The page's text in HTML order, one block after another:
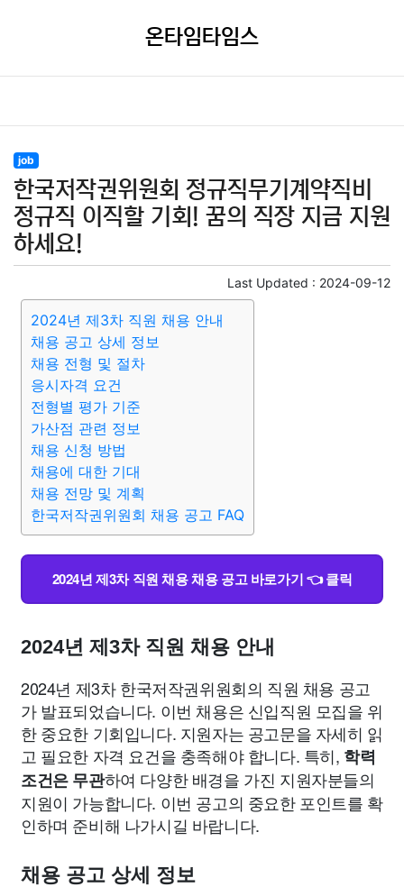
온타임타임스
job
한국저작권위원회 정규직무기계약직비
정규직 이직할 기회! 꿈의 직장 지금 지원
하세요!
Last Updated : 2024-09-12
2024년 제3차 직원 채용 안내
채용 공고 상세 정보
채용 전형 및 절차
응시자격 요건
전형별 평가 기준
가산점 관련 정보
채용 신청 방법
채용에 대한 기대
채용 전망 및 계획
한국저작권위원회 채용 공고 FAQ
2024년 제3차 직원 채용 채용 공고 바로가기 👈 클릭
2024년 제3차 직원 채용 안내
2024년 제3차 한국저작권위원회의 직원 채용 공고
가 발표되었습니다. 이번 채용은 신입직원 모집을 위
한 중요한 기회입니다. 지원자는 공고문을 자세히 읽
고 필요한 자격 요건을 충족해야 합니다. 특히, 학력
조건은 무관하여 다양한 배경을 가진 지원자분들의
지원이 가능합니다. 이번 공고의 중요한 포인트를 확
인하며 준비해 나가시길 바랍니다.
채용 공고 상세 정보